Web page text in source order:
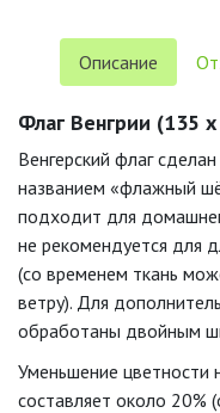
Описание
Флаг Венгрии (135
Венгерский флаг
названием «флажный
подходит для
не рекомендуется для
(со временем ткань
ветру). Для
обработаны двойным
Уменьшение цветности
составляет около 20%